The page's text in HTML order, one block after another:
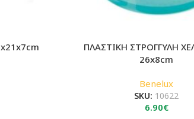
ΠΛΑΣΤΙΚΗ ΣΤΡΟΓΓΥΛΗ
26x8cm
Benelux
SKU: 10622
6.90€